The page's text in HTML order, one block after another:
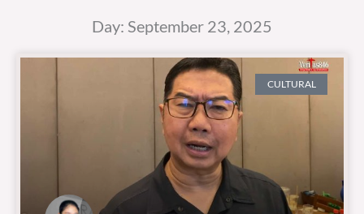
Day: September 23, 2025
CULTURAL